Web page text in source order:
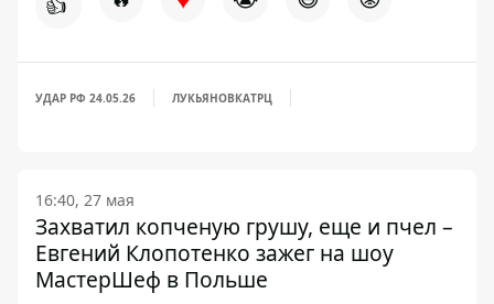
УДАР РФ 24.05.26 ЛУКЬЯНОВКАТРЦ
16:40, 27 мая
Захватил копченую грушу, еще и пчел –
Евгений Клопотенко зажег на шоу
МастерШеф в Польше